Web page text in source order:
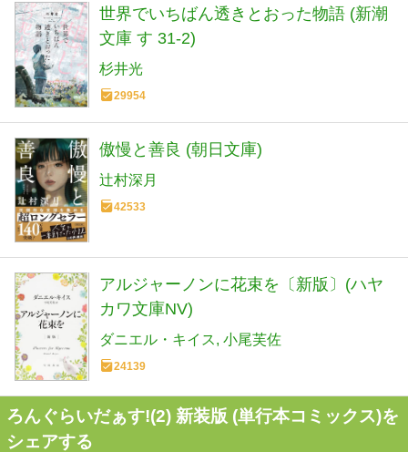
世界でいちばん透きとおった物語 (新潮
文庫 す 31-2)
杉井光
29954
傲慢と善良 (朝日文庫)
辻村深月
42533
アルジャーノンに花束を〔新版〕(ハヤ
カワ文庫NV)
ダニエル・キイス 小尾芙佐
24139
ろんぐらいだぁす!(2) 新装版 (単行本コミックス)を
シェアする